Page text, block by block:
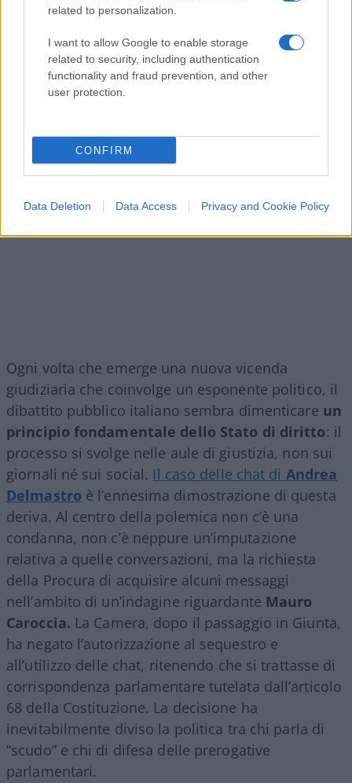
related to personalization.
I want to allow Google to enable storage
related to security, including authentication
functionality and fraud prevention, and other
user protection.
CONFIRM
Data Deletion Data Access Privacy and Cookie Policy
Ogni volta che emerge una nuova vicenda
giudiziaria che coinvolge un esponente politico, il
dibattito pubblico italiano sembra dimenticare un
principio fondamentale dello Stato di diritto: il
processo si svolge nelle aule di giustizia, non sui
giornali né sui social. Il caso delle chat di Andrea
Delmastro è l’ennesima dimostrazione di questa
deriva. Al centro della polemica non c’è una
condanna, non c’è neppure un’imputazione
relativa a quelle conversazioni, ma la richiesta
della Procura di acquisire alcuni messaggi
nell’ambito di un’indagine riguardante Mauro
Caroccia. La Camera, dopo il passaggio in Giunta,
ha negato l’autorizzazione al sequestro e
all’utilizzo delle chat, ritenendo che si trattasse di
corrispondenza parlamentare tutelata dall’articolo
68 della Costituzione. La decisione ha
inevitabilmente diviso la politica tra chi parla di
“scudo” e chi di difesa delle prerogative
parlamentari.